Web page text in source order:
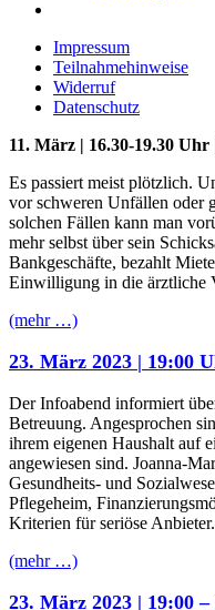
Impressum
Teilnahmehinweise
Widerruf
Datenschutz
11. März | 16.30-19.30
Es passiert meist plötzlich.
vor schweren Unfällen oder
solchen Fällen kann man
mehr selbst über sein
Bankgeschäfte, bezahlt
Einwilligung in die ärztliche
(mehr …)
23. März 2023 | 19:00
Der Infoabend informiert
Betreuung. Angesprochen
ihrem eigenen Haushalt auf
angewiesen sind. Joanna-
Gesundheits- und
Pflegeheim,
Kriterien für seriöse Anbieter.
(mehr …)
23. März 2023 | 19:00